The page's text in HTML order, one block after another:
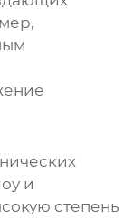
и
степень